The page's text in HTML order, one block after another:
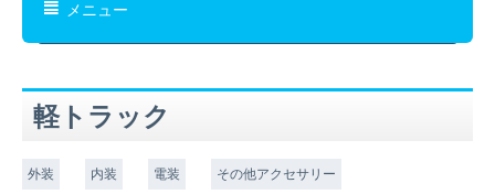
メニュー
軽トラック
外装 内装 電装 その他アクセサリー